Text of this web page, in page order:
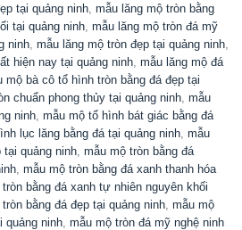
tại quảng ninh mẫu lăng mộ tròn bằng
tại quảng ninh mẫu lăng mộ tròn đá mỹ
ninh mẫu lăng mộ tròn đẹp tại quảng ninh
hiện nay tại quảng ninh mẫu lăng mộ đá
mộ bà cô tổ hình tròn bằng đá đẹp tại
chuẩn phong thủy tại quảng ninh mẫu
ninh mẫu mộ tổ hình bát giác bằng đá
lục lăng bằng đá tại quảng ninh mẫu
tại quảng ninh mẫu mộ tròn bằng đá
mẫu mộ tròn bằng đá xanh thanh hóa
bằng đá xanh tự nhiên nguyên khối
bằng đá đẹp tại quảng ninh mẫu mộ
quảng ninh mẫu mộ tròn đá mỹ nghệ ninh